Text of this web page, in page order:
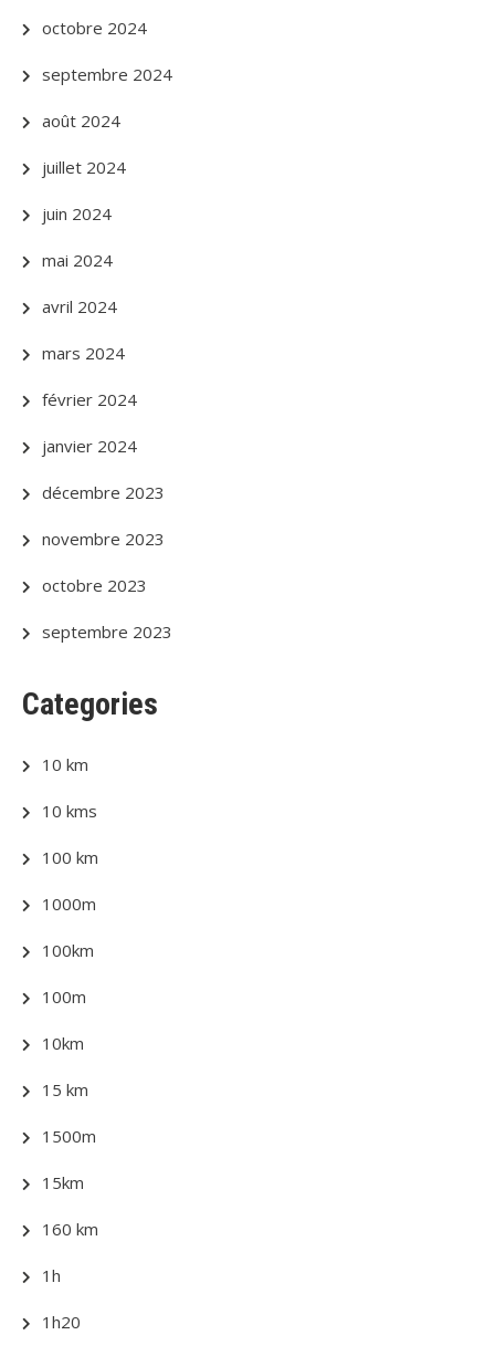
octobre 2024
septembre 2024
août 2024
juillet 2024
juin 2024
mai 2024
avril 2024
mars 2024
février 2024
janvier 2024
décembre 2023
novembre 2023
octobre 2023
septembre 2023
Categories
10 km
10 kms
100 km
1000m
100km
100m
10km
15 km
1500m
15km
160 km
1h
1h20